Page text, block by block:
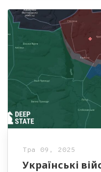
Тра 09, 2025
Українські